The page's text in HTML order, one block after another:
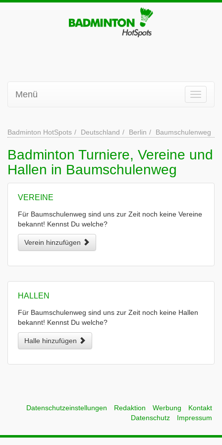
Menü
Badminton HotSpots Deutschland Berlin Baumschulenweg
Badminton Turniere, Vereine und
Hallen in Baumschulenweg
VEREINE
Für Baumschulenweg sind uns zur Zeit noch keine Vereine
bekannt! Kennst Du welche?
Verein hinzufügen
HALLEN
Für Baumschulenweg sind uns zur Zeit noch keine Hallen
bekannt! Kennst Du welche?
Halle hinzufügen
Datenschutzeinstellungen Redaktion Werbung
Kontakt
Datenschutz
Impressum